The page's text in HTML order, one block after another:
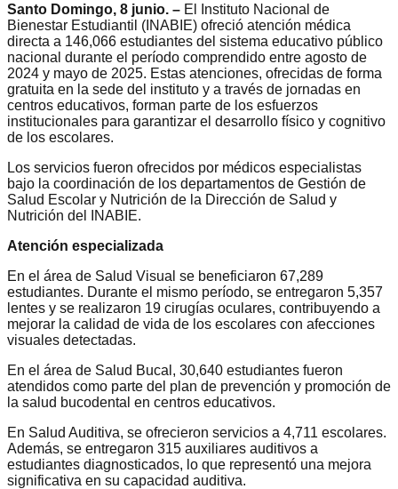
Santo Domingo, 8 junio. – El Instituto Nacional de
Bienestar Estudiantil (INABIE) ofreció atención médica
directa a 146,066 estudiantes del sistema educativo público
nacional durante el período comprendido entre agosto de
2024 y mayo de 2025. Estas atenciones, ofrecidas de forma
gratuita en la sede del instituto y a través de jornadas en
centros educativos, forman parte de los esfuerzos
institucionales para garantizar el desarrollo físico y cognitivo
de los escolares.
Los servicios fueron ofrecidos por médicos especialistas
bajo la coordinación de los departamentos de Gestión de
Salud Escolar y Nutrición de la Dirección de Salud y
Nutrición del INABIE.
Atención especializada
En el área de Salud Visual se beneficiaron 67,289
estudiantes. Durante el mismo período, se entregaron 5,357
lentes y se realizaron 19 cirugías oculares, contribuyendo a
mejorar la calidad de vida de los escolares con afecciones
visuales detectadas.
En el área de Salud Bucal, 30,640 estudiantes fueron
atendidos como parte del plan de prevención y promoción de
la salud bucodental en centros educativos.
En Salud Auditiva, se ofrecieron servicios a 4,711 escolares.
Además, se entregaron 315 auxiliares auditivos a
estudiantes diagnosticados, lo que representó una mejora
significativa en su capacidad auditiva.